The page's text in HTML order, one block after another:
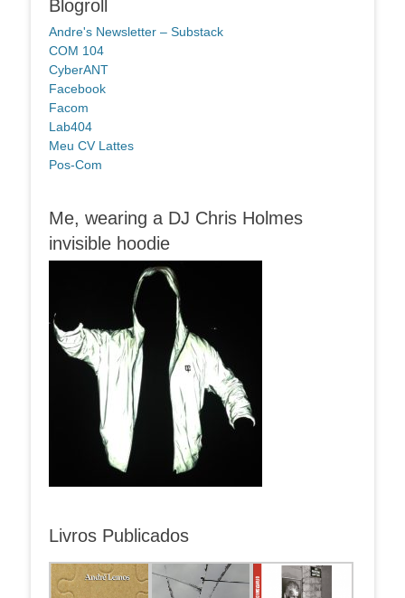
Blogroll
Andre's Newsletter – Substack
COM 104
CyberANT
Facebook
Facom
Lab404
Meu CV Lattes
Pos-Com
Me, wearing a DJ Chris Holmes
invisible hoodie
Livros Publicados